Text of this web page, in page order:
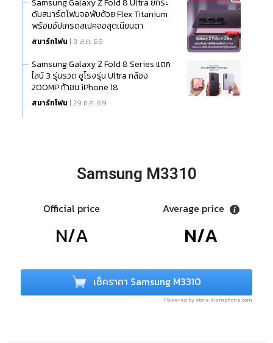
Samsung Galaxy Z Fold 8 Ultra ยกระ
ดับสมาร์ตโฟนจอพับด้วย Flex Titanium
พร้อมอัปเกรดสเปคจอสุดเนียนตา
สมาร์ทโฟน | 3 ส.ค. 69
Samsung Galaxy Z Fold 8 Series แตก
ไลน์ 3 รุ่นรวด ชูโรงรุ่น Ultra กล้อง
200MP ท้าชน iPhone 18
สมาร์ทโฟน | 29 ก.ค. 69
Samsung M3310
Official price
N/A
Average price
N/A
เช็คราคา Samsung M3310
Powered by store.siamphone.com